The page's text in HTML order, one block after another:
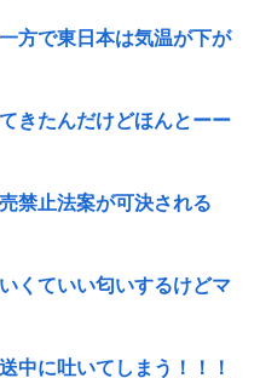
方で東日本は気温が下が
きたんだけどほんとーー
禁止法案が可決される
くていい匂いするけどマ
中に吐いてしまう！！！